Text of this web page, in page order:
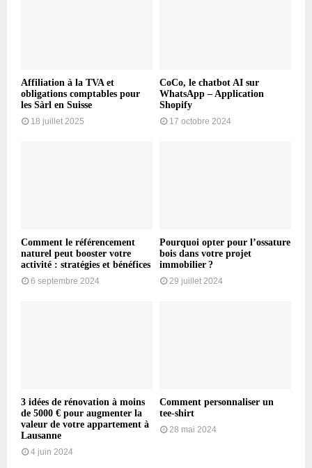
Affiliation à la TVA et
obligations comptables pour
les Sàrl en Suisse
18 juillet 2025
CoCo, le chatbot AI sur
WhatsApp – Application
Shopify
17 octobre 2024
Comment le référencement
naturel peut booster votre
activité : stratégies et bénéfices
6 septembre 2024
Pourquoi opter pour l’ossature
bois dans votre projet
immobilier ?
29 juillet 2024
3 idées de rénovation à moins
de 5000 € pour augmenter la
valeur de votre appartement à
Lausanne
4 juin 2024
Comment personnaliser un
tee-shirt
28 mai 2024